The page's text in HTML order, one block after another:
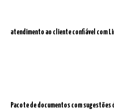
atendimento ao cliente confiável com
Pacote de documentos com